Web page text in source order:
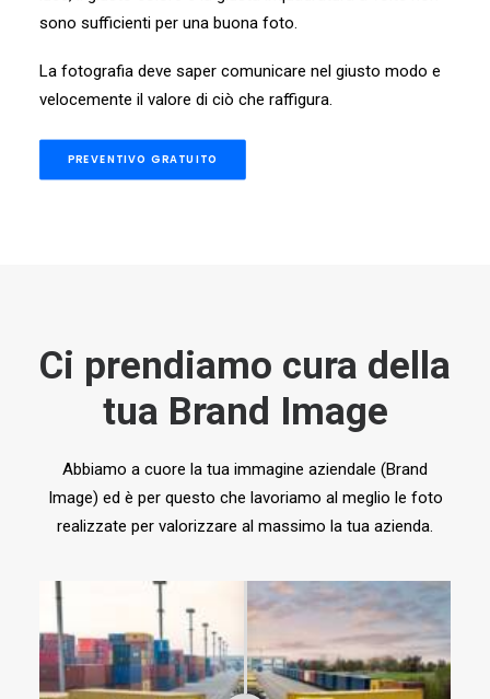
sono sufficienti per una buona foto.
La fotografia deve saper comunicare nel giusto modo e
velocemente il valore di ciò che raffigura.
PREVENTIVO GRATUITO
Ci prendiamo cura della
tua Brand Image
Abbiamo a cuore la tua immagine aziendale (Brand
Image) ed è per questo che lavoriamo al meglio le foto
realizzate per valorizzare al massimo la tua azienda.